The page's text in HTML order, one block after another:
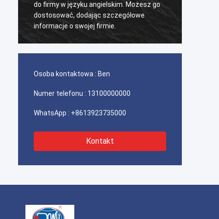
do firmy w języku angielskim. Możesz go
dostosować, dodając szczegółowe
informacje o swojej firmie.
Osoba kontaktowa : Ben
Numer telefonu : 13100000000
WhatsApp : +8613923735000
Kontakt